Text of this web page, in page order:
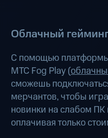
Облачный
С помощью
МТС Fog Play (
сможешь
мерчантов, чтобы
новинки на слабом
оплачивая только